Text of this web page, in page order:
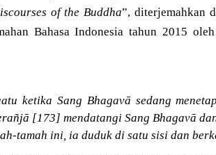
of the Buddha”, diterjemahkan
Bahasa Indonesia tahun 2015
ketika Sang Bhagavā sedang
[173] mendatangi Sang Bhagavā
tamah ini, ia duduk di satu sisi dan